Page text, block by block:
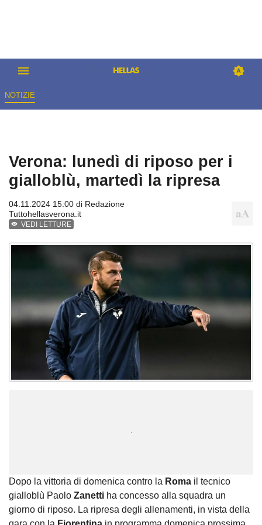
NOTIZIE
Verona: lunedì di riposo per i
gialloblù, martedì la ripresa
04.11.2024 15:00 di Redazione
Tuttohellasverona.it
VEDI LETTURE
Dopo la vittoria di domenica contro la Roma il tecnico
gialloblù Paolo Zanetti ha concesso alla squadra un
giorno di riposo. La ripresa degli allenamenti, in vista della